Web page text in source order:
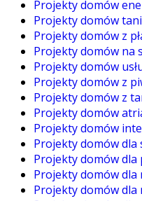
Projekty domów
Projekty domów
Projekty domów z
Projekty domów na
Projekty domów
Projekty domów z
Projekty domów z
Projekty domów
Projekty domów
Projekty domów dla
Projekty domów dla
Projekty domów dla
Projekty domów dla